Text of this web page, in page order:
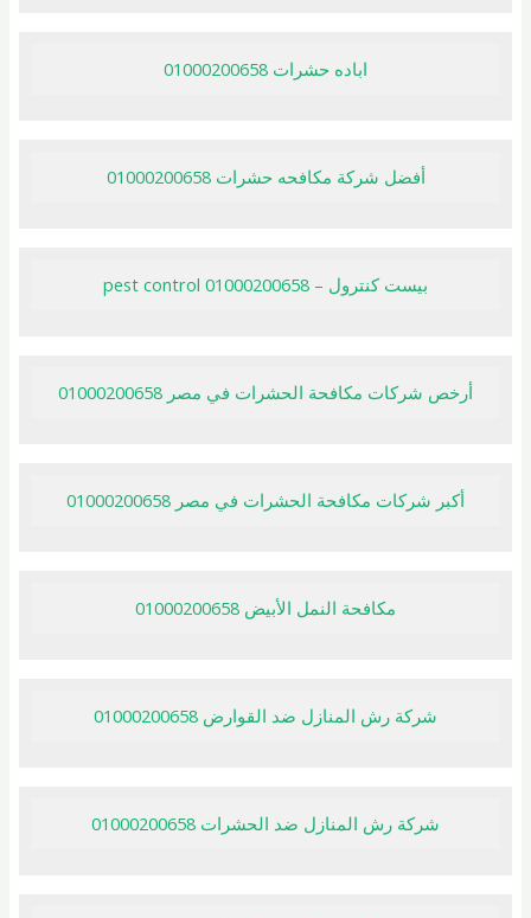
اباده حشرات 01000200658
أفضل شركة مكافحه حشرات 01000200658
بيست كنترول – pest control 01000200658
أرخص شركات مكافحة الحشرات في مصر 01000200658
أكبر شركات مكافحة الحشرات في مصر 01000200658
مكافحة النمل الأبيض 01000200658
شركة رش المنازل ضد القوارض 01000200658
شركة رش المنازل ضد الحشرات 01000200658